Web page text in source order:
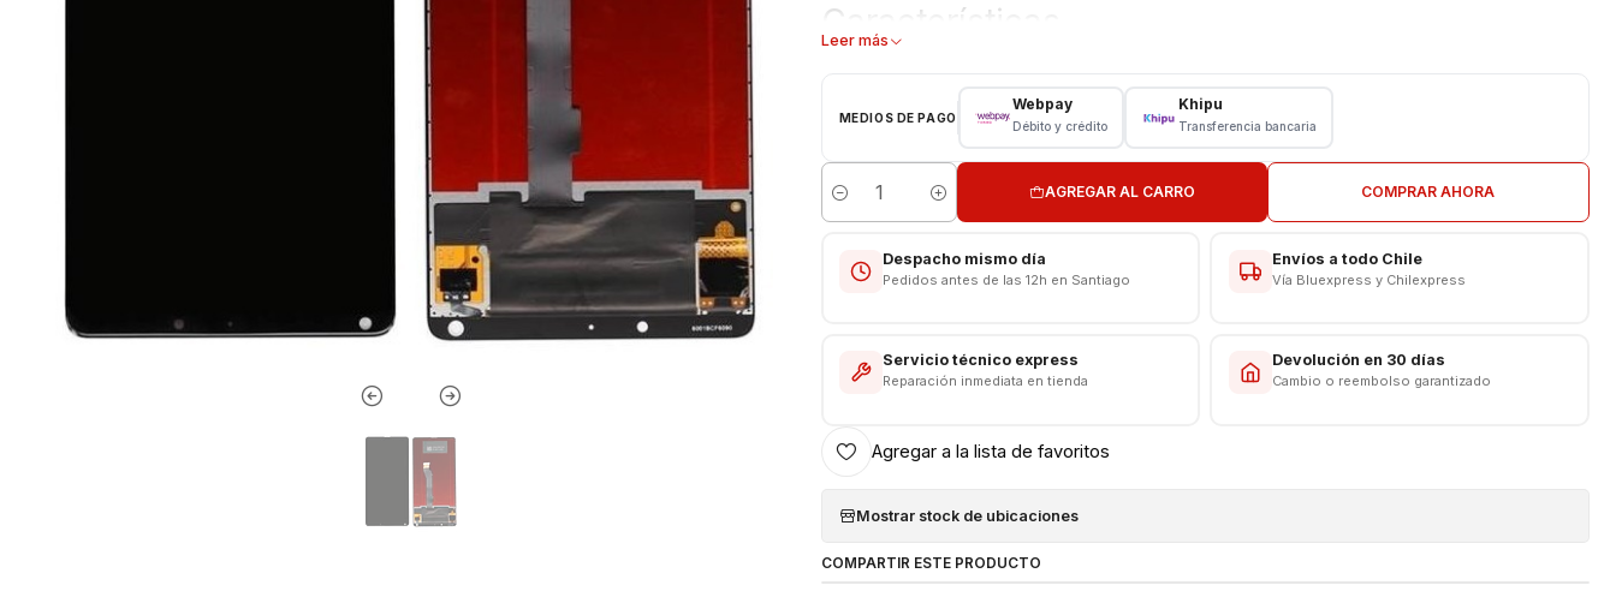
Características
Modelo: Redmi Note 7 Note 7 Pro
Instalacion Incluida
Leer más
MEDIOS DE PAGO
Webpay
Débito y crédito
Khipu
Transferencia bancaria
Cantidad
AGREGAR AL CARRO COMPRAR AHORA
Despacho mismo día
Pedidos antes de las 12h en Santiago
Envíos a todo Chile
Vía Bluexpress y Chilexpress
Servicio técnico express
Reparación inmediata en tienda
Devolución en 30 días
Cambio o reembolso garantizado
Agregar a la lista de favoritos
Mostrar stock de ubicaciones
COMPARTIR ESTE PRODUCTO